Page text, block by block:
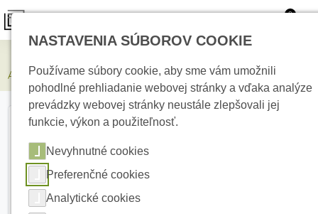
0
AJAX Hub Hybrid 2 W/C Centrálny ovládací panel bez krabice
NASTAVENIA SÚBOROV COOKIE
Používame súbory cookie, aby sme vám umožnili
pohodlné prehliadanie webovej stránky a vďaka analýze
prevádzky webovej stránky neustále zlepšovali jej
funkcie, výkon a použiteľnosť.
Nevyhnutné cookies
Preferenčné cookies
Analytické cookies